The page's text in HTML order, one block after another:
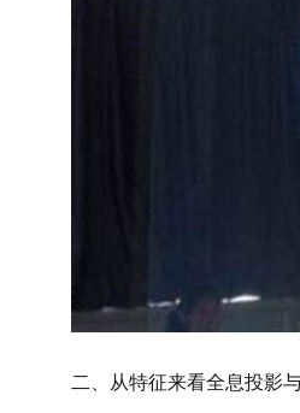
二、从特征来看全息投影